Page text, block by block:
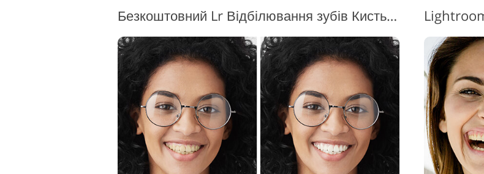
Безкоштовний Lr Відбілювання зубів Кисть #3 "Hollywood smile"